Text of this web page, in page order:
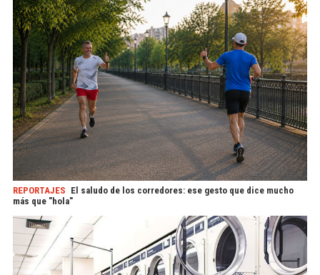
REPORTAJES El saludo de los corredores: ese gesto que dice mucho
más que "hola"